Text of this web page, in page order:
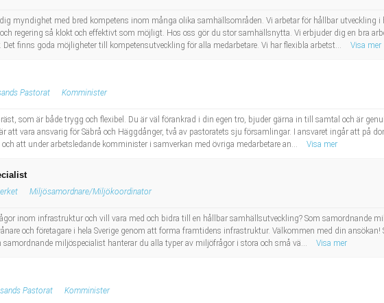
myndighet med bred kompetens inom många olika samhällsområden. Vi arbetar för hållbar utveckling i
regering så klokt och effektivt som möjligt. Hos oss gör du stor samhällsnytta. Vi erbjuder dig en bra
finns goda möjligheter till kompetensutveckling för alla medarbetare. Vi har flexibla arbetst...
Visa mer
Pastorat Komminister
som är både trygg och flexibel. Du är väl förankrad i din egen tro, bjuder gärna in till samtal och är
att vara ansvarig för Säbrå och Häggdånger, två av pastoratets sju församlingar. I ansvaret ingår att på
att under arbetsledande komminister i samverkan med övriga medarbetare an...
Visa mer
Miljösamordnare/Miljökoordinator
inom infrastruktur och vill vara med och bidra till en hållbar samhällsutveckling? Som samordnande
och företagare i hela Sverige genom att forma framtidens infrastruktur. Välkommen med din
miljöspecialist hanterar du alla typer av miljöfrågor i stora och små vä...
Visa mer
Pastorat Komminister